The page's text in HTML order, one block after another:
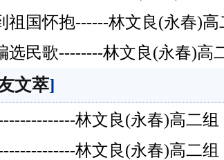
祖国怀抱------林文良(永春)高
选民歌--------林文良(永春)高
文萃]
林文良(永春)高二组
林文良(永春)高二组